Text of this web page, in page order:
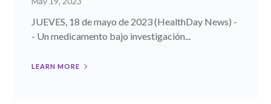
JUEVES, 18 de mayo de 2023 (HealthDay News) -
- Un medicamento bajo investigación...
LEARN MORE